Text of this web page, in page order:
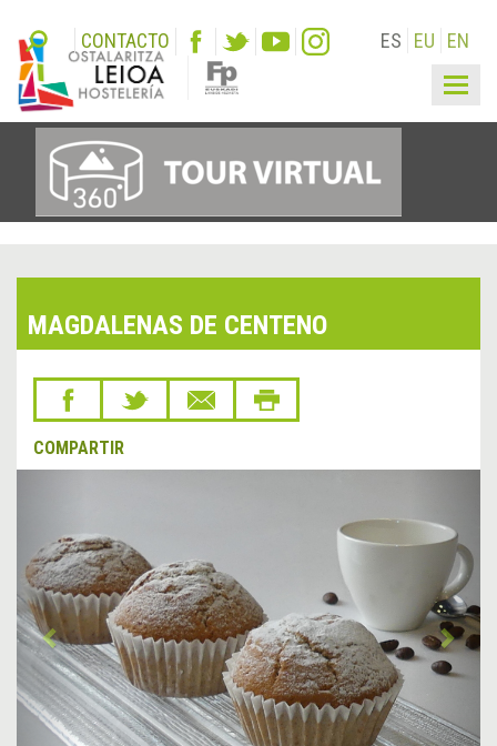
CONTACTO ES EU EN
MAGDALENAS DE CENTENO
COMPARTIR